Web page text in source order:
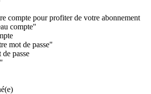
compte pour profiter de votre abonnement
compte"
mot de passe"
passe